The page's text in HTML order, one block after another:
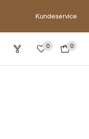
Kundeservice
0 0